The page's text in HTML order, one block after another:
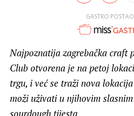
GASTRO POSTAO
Najpoznatija zagrebačka craft
Club otvorena je na petoj
trgu, i već se traži nova
moži uživati u njihovim
sourdough tijesta